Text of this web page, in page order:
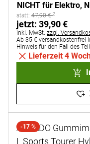
NICHT für Elektro,
statt:
statt: 47,90€ 2
jetzt:
jetzt: 39,90€
Steuerhinweis:
inkl. MwSt. zzgl.
Ab 35 € versandkostenfrei
Hinweis für den Fall des
Lieferzeit 4
-17 %
AURADO
L Sports Tourer